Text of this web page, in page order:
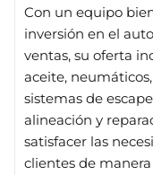
Con un equipo
inversión en el
ventas, su oferta
aceite,
sistemas de
alineación y
satisfacer las
clientes de